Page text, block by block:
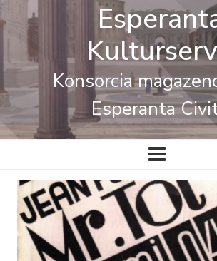
Konsorcia
Esperanta
Ĉefa